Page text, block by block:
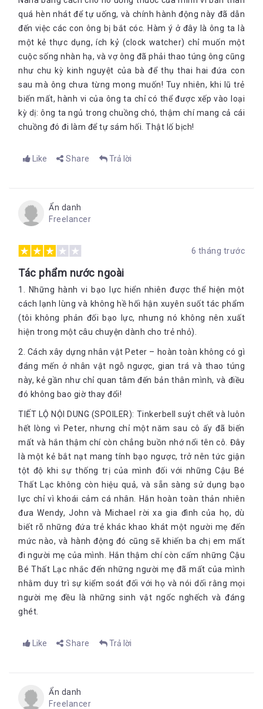
quá hèn nhát để tự uống, và chính hành động này đã dẫn
đến việc các con ông bị bắt cóc. Hàm ý ở đây là ông ta là
một kẻ thực dụng, ích kỷ (clock watcher) chỉ muốn một
cuộc sống nhàn hạ, và vợ ông đã phải thao túng ông cũng
như chu kỳ kinh nguyệt của bà để thụ thai hai đứa con
sau mà ông chưa từng mong muốn! Tuy nhiên, khi lũ trẻ
biến mất, hành vi của ông ta chỉ có thể được xếp vào loại
kỳ dị: ông ta ngủ trong chuồng chó, thậm chí mang cả cái
chuồng đó đi làm để tự sám hối. Thật lố bịch!
Like Share Trả lời
Ẩn danh
Freelancer
6 tháng trước
Tác phẩm nước ngoài
1. Những hành vi bạo lực hiển nhiên được thể hiện một
cách lạnh lùng và không hề hối hận xuyên suốt tác phẩm
(tôi không phản đối bạo lực, nhưng nó không nên xuất
hiện trong một câu chuyện dành cho trẻ nhỏ).
2. Cách xây dựng nhân vật Peter – hoàn toàn không có gì
đáng mến ở nhân vật ngỗ ngược, gian trá và thao túng
này, kẻ gần như chỉ quan tâm đến bản thân mình, và điều
đó không bao giờ thay đổi!
TIẾT LỘ NỘI DUNG (SPOILER): Tinkerbell suýt chết và luôn
hết lòng vì Peter, nhưng chỉ một năm sau cô ấy đã biến
mất và hắn thậm chí còn chẳng buồn nhớ nổi tên cô. Đây
là một kẻ bắt nạt mang tính bạo ngược, trở nên tức giận
tột độ khi sự thống trị của mình đối với những Cậu Bé
Thất Lạc không còn hiệu quả, và sẵn sàng sử dụng bạo
lực chỉ vì khoái cảm cá nhân. Hắn hoàn toàn thản nhiên
đưa Wendy, John và Michael rời xa gia đình của họ, dù
biết rõ những đứa trẻ khác khao khát một người mẹ đến
mức nào, và hành động đó cũng sẽ khiến ba chị em mất
đi người mẹ của mình. Hắn thậm chí còn cấm những Cậu
Bé Thất Lạc nhắc đến những người mẹ đã mất của mình
nhằm duy trì sự kiểm soát đối với họ và nói dối rằng mọi
người mẹ đều là những sinh vật ngốc nghếch và đáng
ghét.
Like Share Trả lời
Ẩn danh
Freelancer